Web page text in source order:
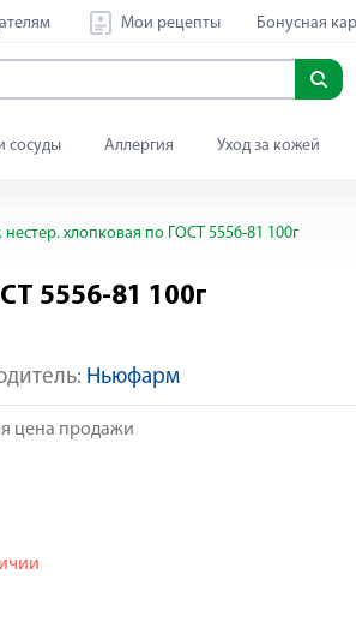
Мои рецепты Бонусная
сосуды Аллергия Уход за кожей
нестер. хлопковая по ГОСТ 5556-81 100г
5556-81 100г
Ньюфарм
цена продажи